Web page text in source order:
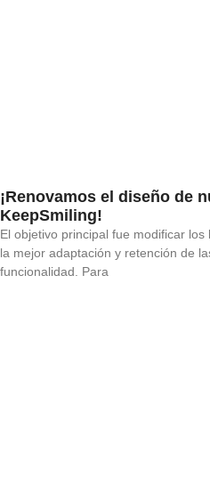
¡Renovamos el diseño de
KeepSmiling!
El objetivo principal fue modificar
la mejor adaptación y retención de
funcionalidad. Para